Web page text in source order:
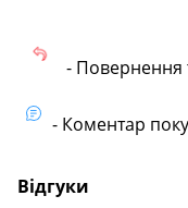
- Повернення
- Коментар
Відгуки